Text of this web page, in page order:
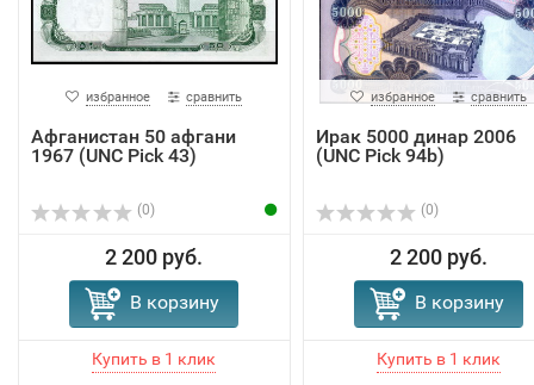
избранное сравнить
Афганистан 50 афгани
1967 (UNC Pick 43)
(0)
2 200 руб.
В корзину
избранное сравнить
Ирак 5000 динар 2006
(UNC Pick 94b)
(0)
2 200 руб.
В корзину